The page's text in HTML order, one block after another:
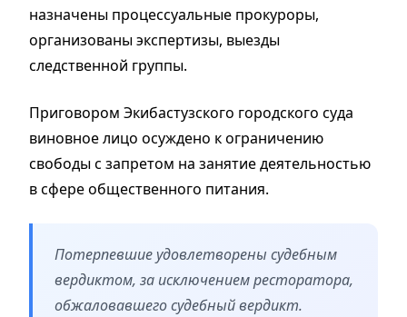
назначены процессуальные прокуроры,
организованы экспертизы, выезды
следственной группы.
Приговором Экибастузского городского суда
виновное лицо осуждено к ограничению
свободы с запретом на занятие деятельностью
в сфере общественного питания.
Потерпевшие удовлетворены судебным
вердиктом, за исключением ресторатора,
обжаловавшего судебный вердикт.